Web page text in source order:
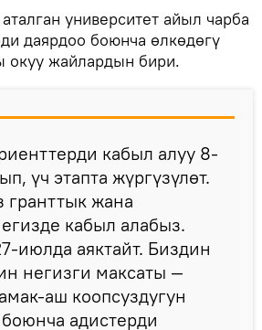
университет айыл чарба
даярдоо боюнча өлкөдөгү
окуу жайлардын бири.
кабыл алуу 8-
үч этапта жүргүзүлөт.
гранттык жана
кабыл алабыз.
июлда аяктайт. Биздин
негизги максаты —
аш коопсуздугун
адистерди